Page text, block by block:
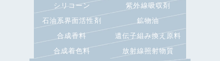
シリコーン
紫外線吸収剤
石油系界面活性剤
鉱物油
合成香料
遺伝子組み換え原料
合成着色料
放射線照射物質